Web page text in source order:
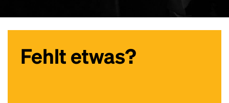
Fehlt etwas?